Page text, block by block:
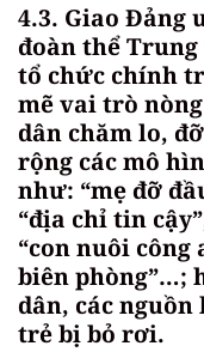
4.3. Giao Đảng
đoàn thể
tổ chức chính
mẽ vai trò
dân chăm lo,
rộng các mô
như: “mẹ đỡ
“địa chỉ tin
“con nuôi công
biên phòng”…;
dân, các
trẻ bị bỏ rơi.